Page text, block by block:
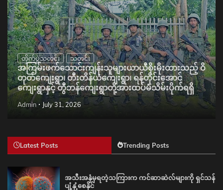
တိုက်ပွဲသတင်း သတင်း
အကြမ်းဖက်သောင်းကျန်းသူများယာယီစိုးမိုးထားသည့် ဝိ
တုတ်ကျေးရွာ၊ တီးတိန်ယံကျေးရွာ၊ ရန်တိုင်းအောင်
ကျေးရွာနှင့် တွီဘန်ကျေးရွာတို့အားထပ်မံသိမ်းပိုက်ရရှိ
Admin July 31, 2026
Latest Posts Trending Posts
အသီးအနှံမှရတဲ့သကြားက ကင်ဆာဆဲလ်များကို ရှင်သန်
ပျံ့နှံ့စေနိုင်